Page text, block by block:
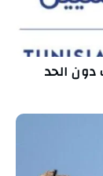
دون الحد